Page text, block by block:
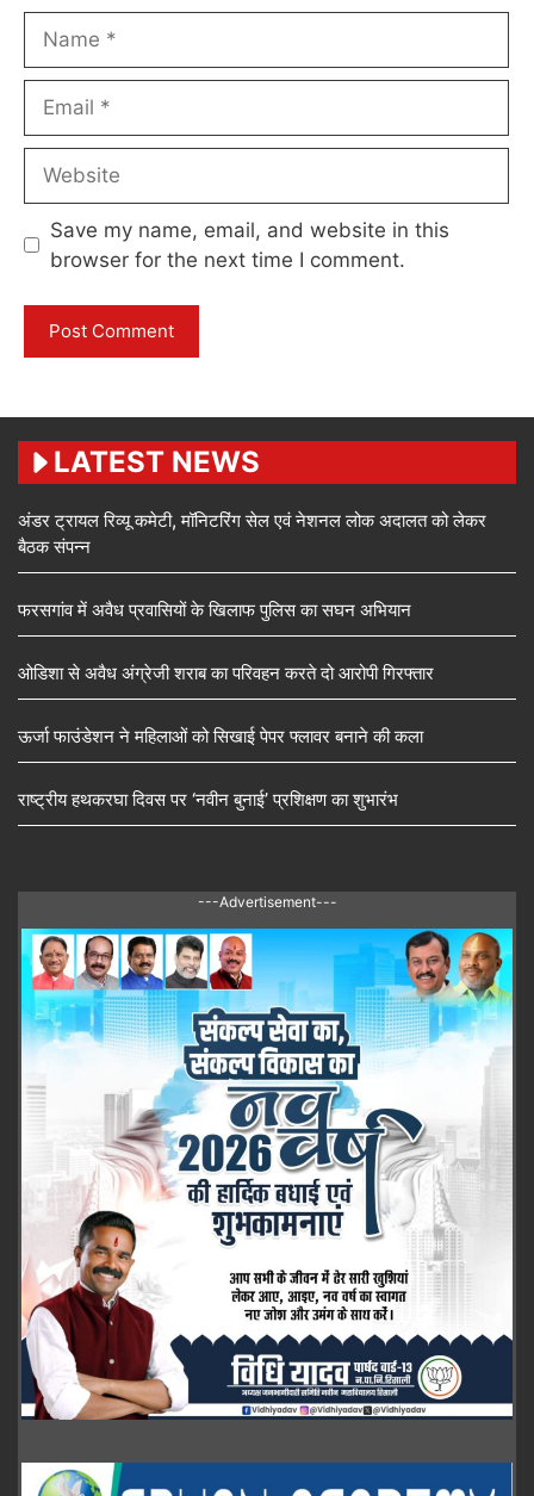
Save my name, email, and website in this
browser for the next time I comment.
LATEST NEWS
अंडर ट्रायल रिव्यू कमेटी, मॉनिटरिंग सेल एवं नेशनल लोक अदालत को लेकर
बैठक संपन्न
फरसगांव में अवैध प्रवासियों के खिलाफ पुलिस का सघन अभियान
ओडिशा से अवैध अंग्रेजी शराब का परिवहन करते दो आरोपी गिरफ्तार
ऊर्जा फाउंडेशन ने महिलाओं को सिखाई पेपर फ्लावर बनाने की कला
राष्ट्रीय हथकरघा दिवस पर ‘नवीन बुनाई’ प्रशिक्षण का शुभारंभ
---Advertisement---